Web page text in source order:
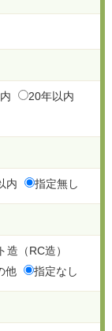
20年以内
内 指定無し
造（RC造）
他 指定なし